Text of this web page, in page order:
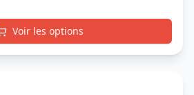
Voir les options